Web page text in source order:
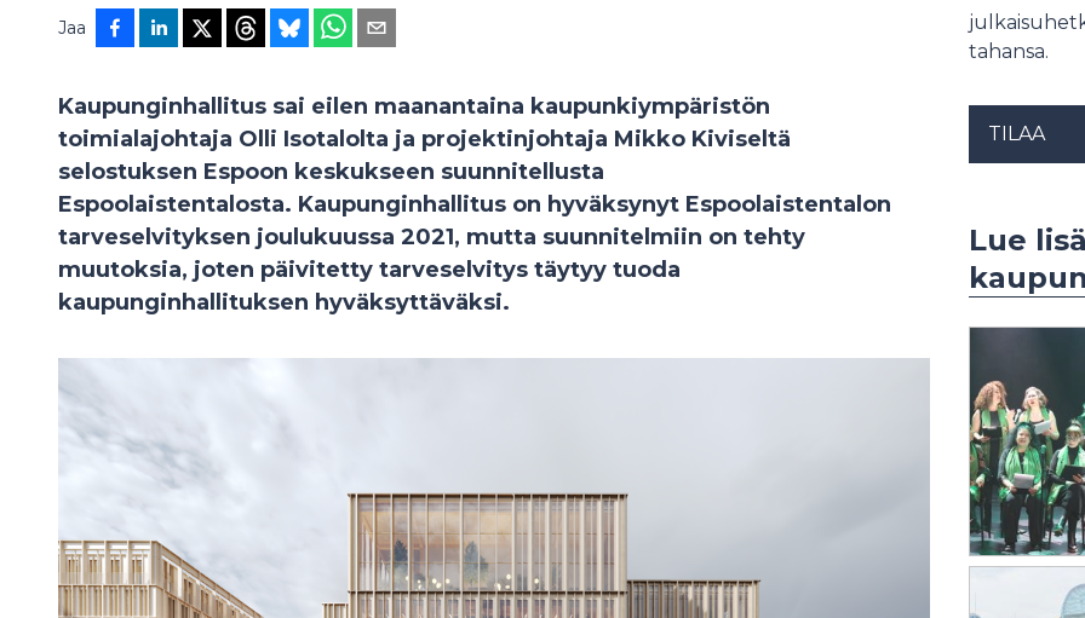
Jaa
Kaupunginhallitus sai eilen maanantaina kaupunkiympäristön
toimialajohtaja Olli Isotalolta ja projektinjohtaja Mikko Kiviseltä
selostuksen Espoon keskukseen suunnitellusta
Espoolaistentalosta. Kaupunginhallitus on hyväksynyt Espoolaistentalon
tarveselvityksen joulukuussa 2021, mutta suunnitelmiin on tehty
muutoksia, joten päivitetty tarveselvitys täytyy tuoda
kaupunginhallituksen hyväksyttäväksi.
tahansa.
TILAA
Lue